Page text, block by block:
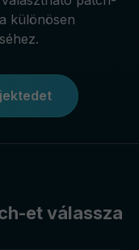
különösen
et válassza